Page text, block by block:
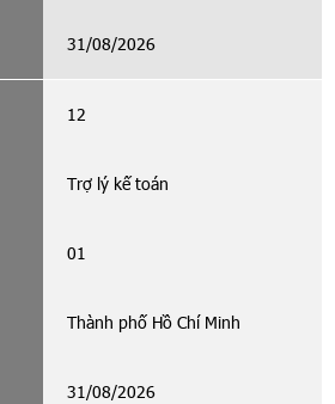
31/08/2026
12
Trợ lý kế toán
01
Thành phố Hồ Chí Minh
31/08/2026